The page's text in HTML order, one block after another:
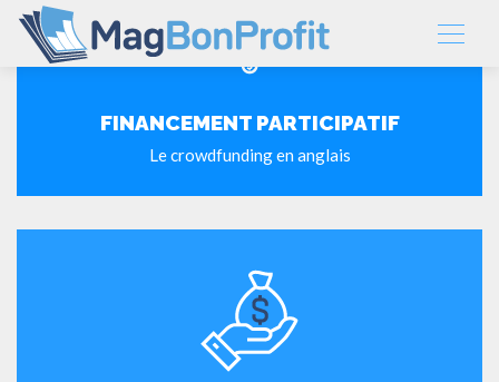
FINANCEMENT PARTICIPATIF
Le crowdfunding en anglais